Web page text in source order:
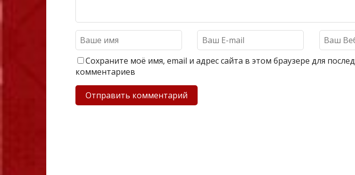
Сохраните моё имя, email и адрес сайта в этом браузере для
комментариев